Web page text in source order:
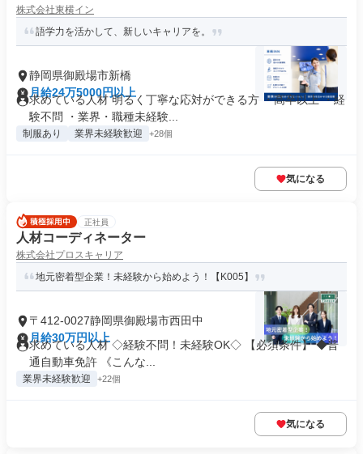
株式会社東横イン
語学力を活かして、新しいキャリアを。
静岡県御殿場市新橋
月給24万5000円以上
求めている人材 明るく丁寧な応対ができる方 ・高卒以上 ・経
験不問 ・業界・職種未経験...
制服あり 業界未経験歓迎 +28個
気になる
正社員
人材コーディネーター
株式会社プロスキャリア
地元密着型企業！未経験から始めよう！【K005】
〒412-0027静岡県御殿場市西田中
月給30万円以上
求めている人材 ◇経験不問！未経験OK◇ 【必須条件】 ◆普
通自動車免許 《こんな...
業界未経験歓迎 +22個
気になる